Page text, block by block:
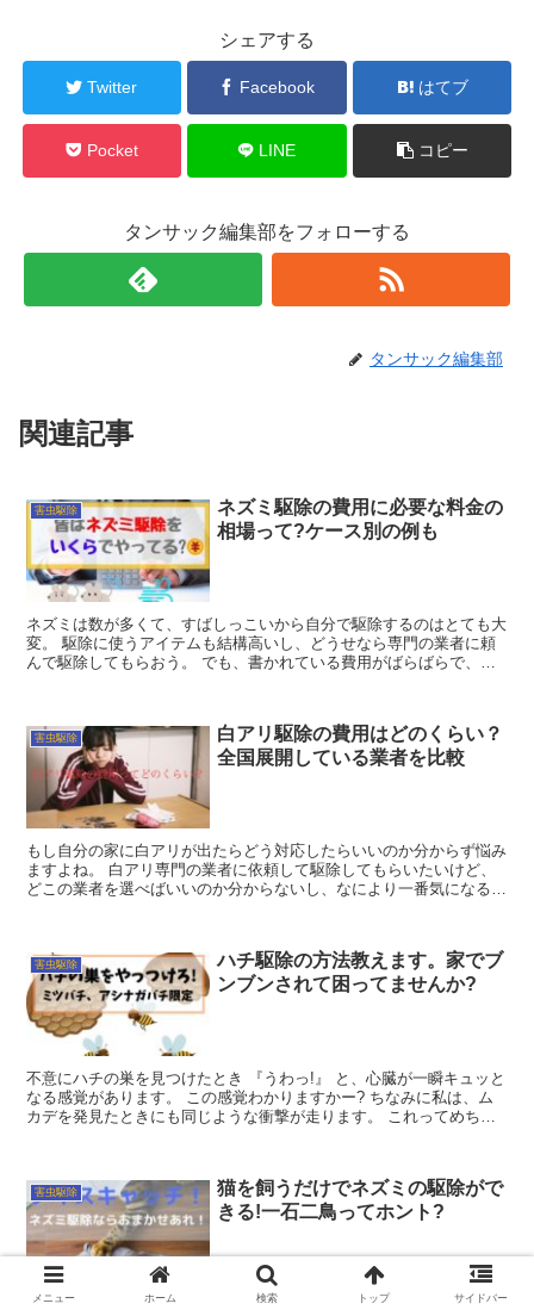
シェアする
Twitter Facebook はてブ
Pocket LINE コピー
タンサック編集部をフォローする
タンサック編集部
関連記事
害虫駆除
ネズミ駆除の費用に必要な料金の
相場って?ケース別の例も
ネズミは数が多くて、すばしっこいから自分で駆除するのはとても大
変。 駆除に使うアイテムも結構高いし、どうせなら専門の業者に頼
んで駆除してもらおう。 でも、書かれている費用がばらばらで、相
害虫駆除
白アリ駆除の費用はどのくらい？
全国展開している業者を比較
もし自分の家に白アリが出たらどう対応したらいいのか分からず悩み
ますよね。 白アリ専門の業者に依頼して駆除してもらいたいけど、
どこの業者を選べばいいのか分からないし、なにより一番気になるの
害虫駆除
ハチ駆除の方法教えます。家でブ
ンブンされて困ってませんか?
不意にハチの巣を見つけたとき 『うわっ!』 と、心臓が一瞬キュッと
なる感覚があります。 この感覚わかりますかー? ちなみに私は、ム
カデを発見たときにも同じような衝撃が走ります。 これってめちゃ
害虫駆除
猫を飼うだけでネズミの駆除がで
きる!一石二鳥ってホント?
ダダダダダ・・・、天井をなにかが高速で走り抜けました! ウチは農
メニュー ホーム 検索 トップ サイドバー